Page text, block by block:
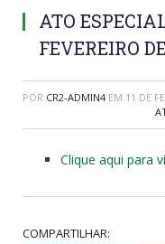
ATO
FEVEREIRO
POR CR2-ADMIN4 EM 11 DE
Clique aqui para
COMPARTILHAR: